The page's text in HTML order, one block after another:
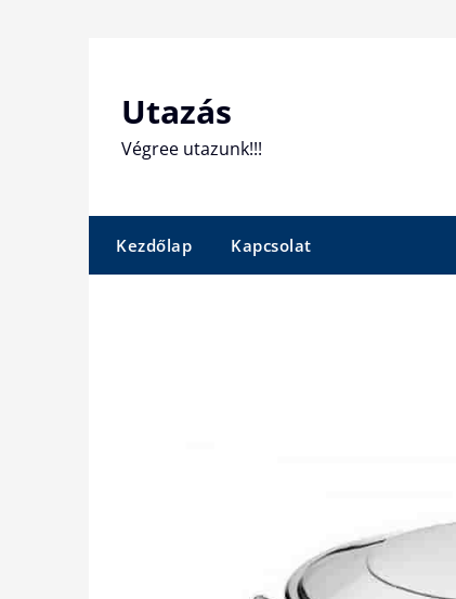
Utazás
Végree utazunk!!!
Kezdőlap Kapcsolat